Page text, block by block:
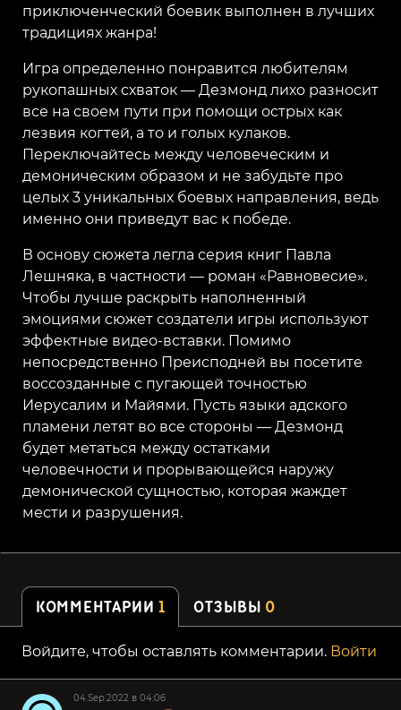
приключенческий боевик выполнен в лучших
традициях жанра!
Игра определенно понравится любителям
рукопашных схваток — Дезмонд лихо разносит
все на своем пути при помощи острых как
лезвия когтей, а то и голых кулаков.
Переключайтесь между человеческим и
демоническим образом и не забудьте про
целых 3 уникальных боевых направления, ведь
именно они приведут вас к победе.
В основу сюжета легла серия книг Павла
Лешняка, в частности — роман «Равновесие».
Чтобы лучше раскрыть наполненный
эмоциями сюжет создатели игры используют
эффектные видео-вставки. Помимо
непосредственно Преисподней вы посетите
воссозданные с пугающей точностью
Иерусалим и Майями. Пусть языки адского
пламени летят во все стороны — Дезмонд
будет метаться между остатками
человечности и прорывающейся наружу
демонической сущностью, которая жаждет
мести и разрушения.
КОММЕНТАРИИ 1 ОТЗЫВЫ 0
Войдите, чтобы оставлять комментарии. Войти
04.Sep.2022 в 04:06